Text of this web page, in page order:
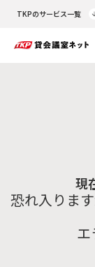
TKPのサービス一覧
現
恐れ入りま
エ